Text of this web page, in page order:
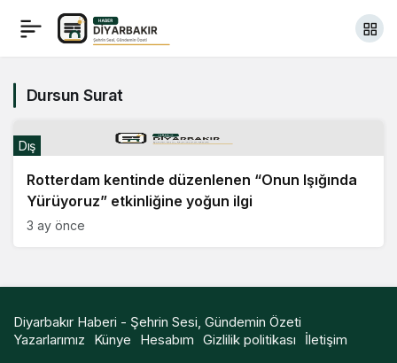
Dursun Surat
Rotterdam kentinde düzenlenen “Onun Işığında
Yürüyoruz” etkinliğine yoğun ilgi
Dış
3 ay önce
Diyarbakır Haberi - Şehrin Sesi, Gündemin Özeti
Yazarlarımız
Künye Hesabım Gizlilik politikası İletişim